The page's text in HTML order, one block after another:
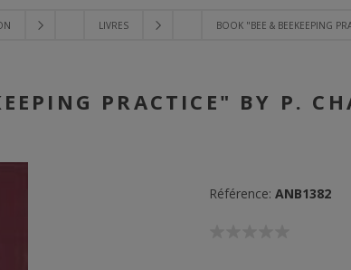
LIVRES BOOK "BEE & BEEKEEPING
PRACTICE" BY P.
Référence: ANB1382